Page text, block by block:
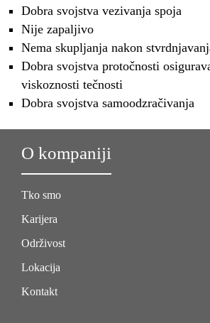
Dobra svojstva vezivanja spoja
Nije zapaljivo
Nema skupljanja nakon
Dobra svojstva protočnosti
viskoznosti tečnosti
Dobra svojstva samoodzračivanja
O kompaniji
Tko smo
Karijera
Održivost
Lokacija
Kontakt